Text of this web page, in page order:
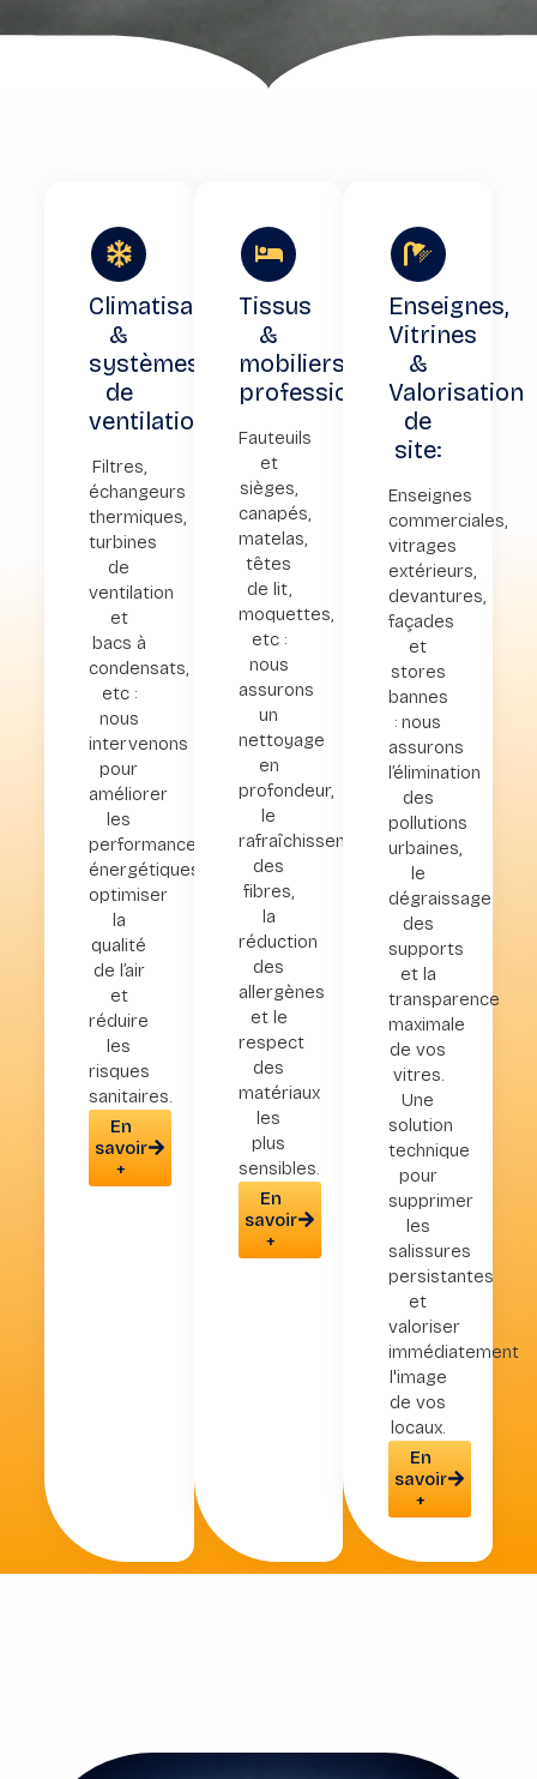
Climatisation
&
systèmes
de
ventilation
Filtres,
échangeurs
thermiques,
turbines
de
ventilation
et
bacs à
condensats,
etc :
nous
intervenons
pour
améliorer
les
performances
énergétiques,
optimiser
la
qualité
de l’air
et
réduire
les
risques
sanitaires.
En
savoir
+
Tissus
&
mobiliers
professionnels
Fauteuils
et
sièges,
canapés,
matelas,
têtes
de lit,
moquettes,
etc :
nous
assurons
un
nettoyage
en
profondeur,
le
rafraîchissement
des
fibres,
la
réduction
des
allergènes
et le
respect
des
matériaux
les
plus
sensibles.
En
savoir
+
Enseignes,
Vitrines
&
Valorisation
de
site:
Enseignes
commerciales,
vitrages
extérieurs,
devantures,
façades
et
stores
bannes
: nous
assurons
l’élimination
des
pollutions
urbaines,
le
dégraissage
des
supports
et la
transparence
maximale
de vos
vitres.
Une
solution
technique
pour
supprimer
les
salissures
persistantes
et
valoriser
immédiatement
l'image
de vos
locaux.
En
savoir
+